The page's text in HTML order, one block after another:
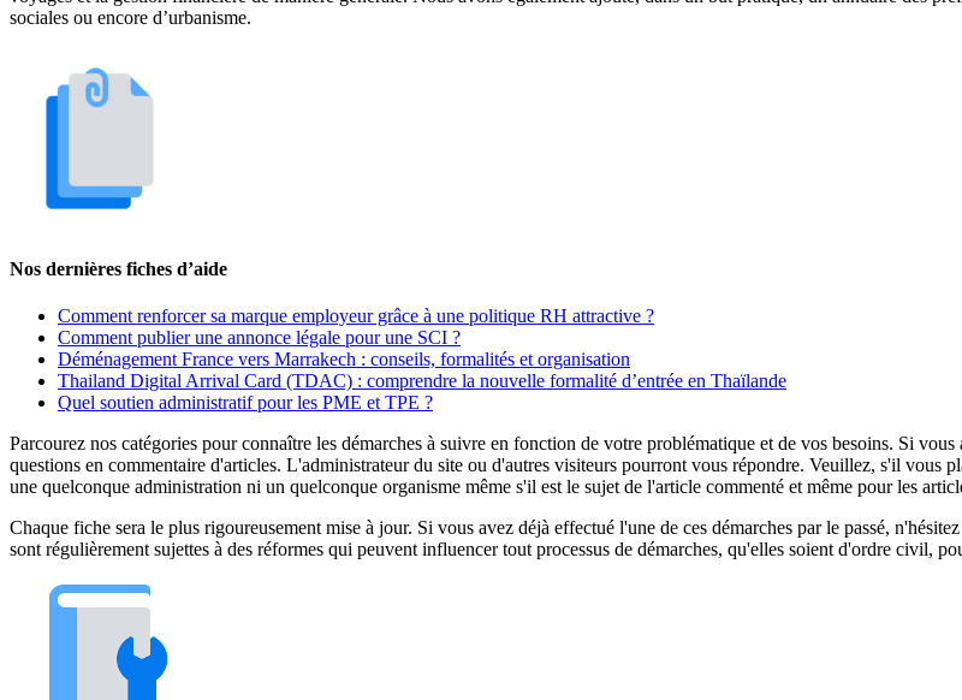
sociales ou encore d’urbanisme.
Nos dernières fiches d’aide
Comment renforcer sa marque employeur grâce à une politique RH attractive ?
Comment publier une annonce légale pour une SCI ?
Déménagement France vers Marrakech : conseils, formalités et organisation
Thailand Digital Arrival Card (TDAC) : comprendre la nouvelle formalité d’entrée en Thaïlande
Quel soutien administratif pour les PME et TPE ?
Parcourez nos catégories pour connaître les démarches à suivre en fonction de votre problématique et de vos besoins. Si
questions en commentaire d'articles. L'administrateur du site ou d'autres visiteurs pourront vous répondre. Veuillez, s'il vous
une quelconque administration ni un quelconque organisme même s'il est le sujet de l'article commenté et même pour les
Chaque fiche sera le plus rigoureusement mise à jour. Si vous avez déjà effectué l'une de ces démarches par le passé,
sont régulièrement sujettes à des réformes qui peuvent influencer tout processus de démarches, qu'elles soient d'ordre civil,